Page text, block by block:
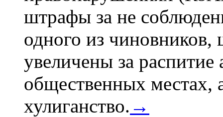
штрафы за не
одного из
увеличены за распитие
общественных местах,
хулиганство. →